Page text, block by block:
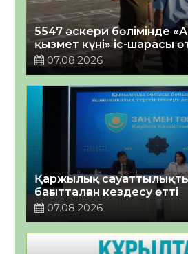
5547 әскери бөлімінде
қызмет күні» іс-шарасы
07.08.2026
Қаржылық сауаттылықты
бағытталған кездесу өтті
07.08.2026